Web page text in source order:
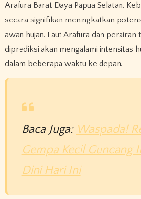
Arafura Barat Daya Papua Selatan.
secara signifikan meningkatkan
awan hujan. Laut Arafura dan perairan
diprediksi akan mengalami intensitas
dalam beberapa waktu ke depan.
Baca Juga: Waspada!
Gempa Kecil Guncang
Dini Hari Ini